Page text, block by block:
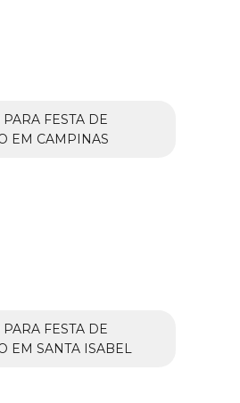
FESTA DE
EM CAMPINAS
FESTA DE
EM SANTA ISABEL